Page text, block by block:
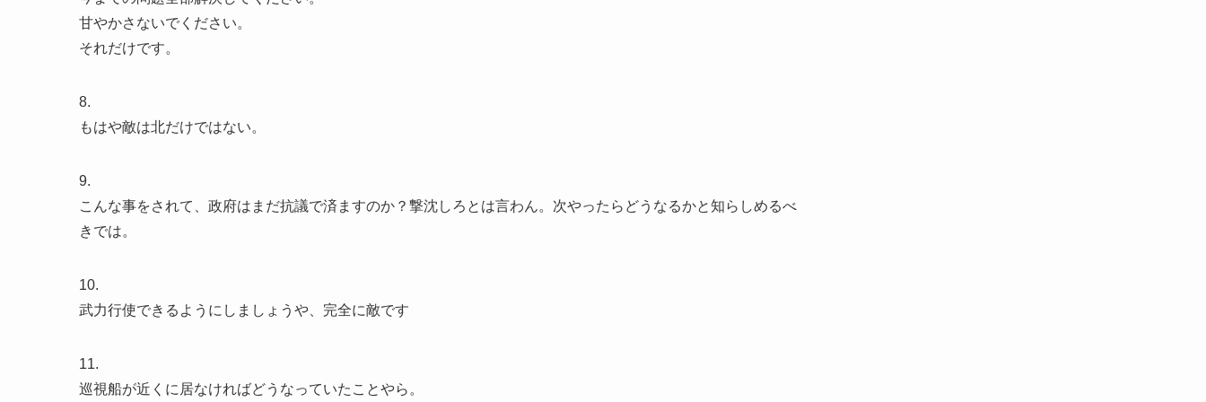
甘やかさないでください。
それだけです。
8.
もはや敵は北だけではない。
9.
こんな事をされて、政府はまだ抗議で済ますのか？撃沈しろとは言わん。次やったらどうなるかと知らしめるべ
きでは。
10.
武力行使できるようにしましょうや、完全に敵です
11.
巡視船が近くに居なければどうなっていたことやら。